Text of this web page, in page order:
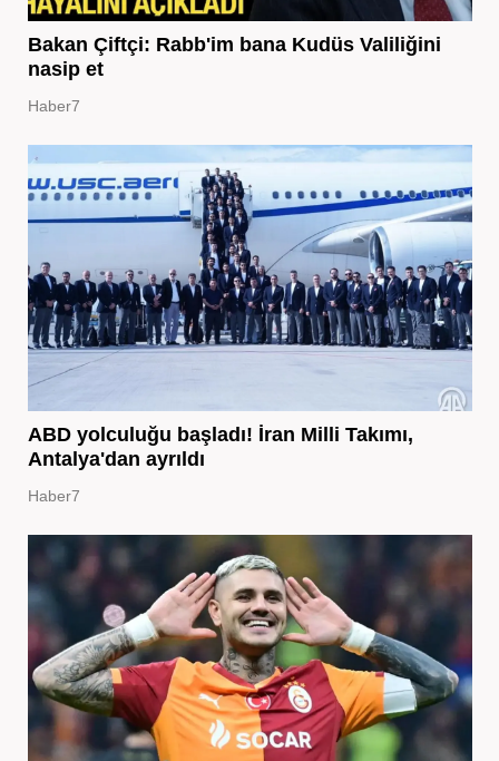
Bakan Çiftçi: Rabb'im bana Kudüs Valiliğini
nasip et
Haber7
ABD yolculuğu başladı! İran Milli Takımı,
Antalya'dan ayrıldı
Haber7